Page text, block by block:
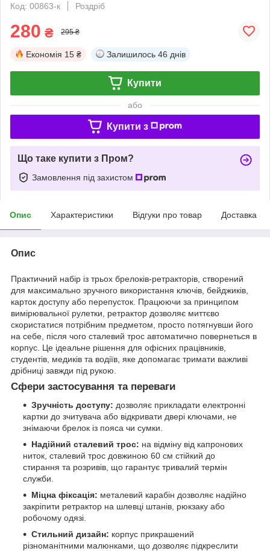
Код: 00863-к
Роздріб
280 ₴ 295 ₴
Економія 15 ₴ Залишилось 46 днів
Купити
або
Купити з
Що таке купити з Пром?
Замовлення під захистом
Опис Характеристики Відгуки про товар Доставка
Опис
Практичний набір із трьох брелоків-ретракторів, створений
для максимально зручного використання ключів, бейджиків,
карток доступу або перепусток. Працюючи за принципом
вимірювальної рулетки, ретрактор дозволяє миттєво
скористатися потрібним предметом, просто потягнувши його
на себе, після чого сталевий трос автоматично повернеться в
корпус. Це ідеальне рішення для офісних працівників,
студентів, медиків та водіїв, яке допомагає тримати важливі
дрібниці завжди під рукою.
Сфери застосування та переваги
Зручність доступу: дозволяє прикладати електронні
картки до зчитувача або відкривати двері ключами, не
знімаючи брелок із пояса чи сумки.
Надійний сталевий трос: на відміну від капронових
ниток, сталевий трос довжиною 60 см стійкий до
стирання та розривів, що гарантує тривалий термін
служби.
Міцна фіксація: металевий карабін дозволяє надійно
закріпити ретрактор на шлевці штанів, рюкзаку або
робочому одязі.
Стильний дизайн: корпус прикрашений
різноманітними малюнками, що дозволяє підкреслити